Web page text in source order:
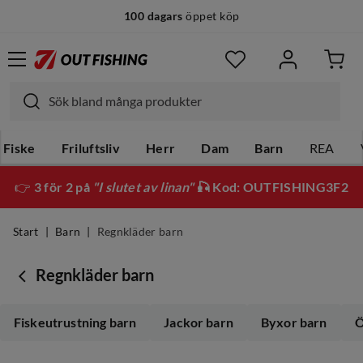
100 dagars öppet köp
Fiske Friluftsliv Herr Dam Barn REA
👉 3 för 2 på "I slutet av linan"🎣 Kod: OUTFISHING3F2
Start Barn Regnkläder barn
Regnkläder barn
Fiskeutrustning barn Jackor barn Byxor barn